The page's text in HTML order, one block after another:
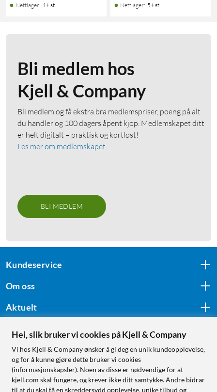
Nettlager: 1+ st Nettlager: 5+ st
Bli medlem hos
Kjell & Company
Bli medlem og få ekstra bra medlemspriser, poeng på alt
du handler og 100 dagers åpent kjøp. Medlemskapet ditt
er helt digitalt – praktisk og kortløst!
Les mer om medlemskapet
BLI MEDLEM
Kundeservice
Om oss
Aktuelt
Følg oss
Handle fra:
Hei, slik bruker vi cookies på Kjell & Company
Vi hos Kjell & Company ønsker å gi deg en unik kundeopplevelse,
og for å kunne gjøre dette bruker vi cookies
(informasjonskapsler). Noen av disse er nødvendige for at
kjell.com skal fungere, og krever ikke ditt samtykke. Andre bidrar
til at du skal få en skreddersydd opplevelse, unike tilbud og